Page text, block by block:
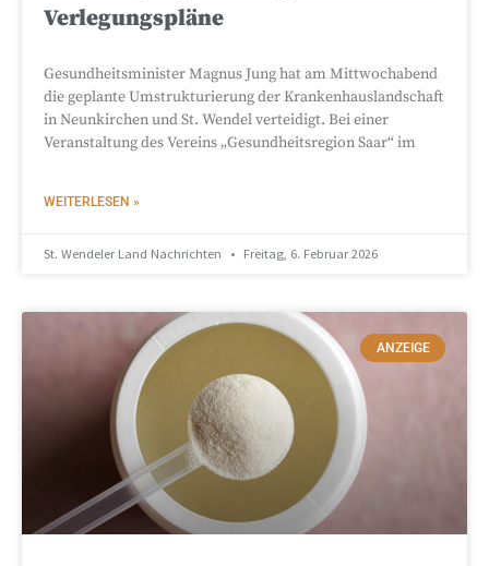
Verlegungspläne
Gesundheitsminister Magnus Jung hat am Mittwochabend
die geplante Umstrukturierung der Krankenhauslandschaft
in Neunkirchen und St. Wendel verteidigt. Bei einer
Veranstaltung des Vereins „Gesundheitsregion Saar“ im
WEITERLESEN »
St. Wendeler Land Nachrichten Freitag, 6. Februar 2026
ANZEIGE